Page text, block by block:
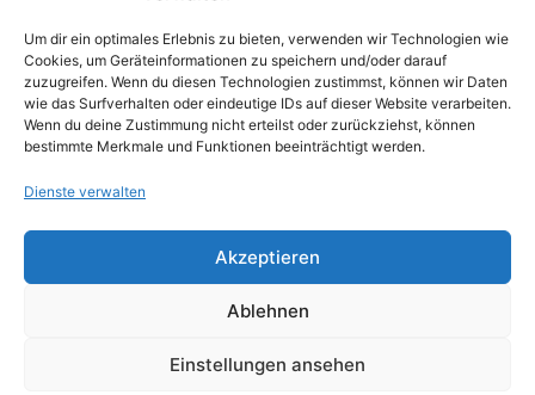
Um dir ein optimales Erlebnis zu bieten, verwenden wir Technologien wie
Cookies, um Geräteinformationen zu speichern und/oder darauf
zuzugreifen. Wenn du diesen Technologien zustimmst, können wir Daten
wie das Surfverhalten oder eindeutige IDs auf dieser Website verarbeiten.
Wenn du deine Zustimmung nicht erteilst oder zurückziehst, können
bestimmte Merkmale und Funktionen beeinträchtigt werden.
Dienste verwalten
Akzeptieren
Ablehnen
Einstellungen ansehen
Datenschutzerklärung
Cookie-Richtlinie (EU)
© 2026 VOLUME Magazine. All rights reserved